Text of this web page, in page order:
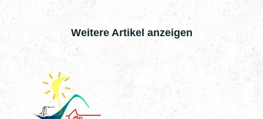
Weitere Artikel anzeigen